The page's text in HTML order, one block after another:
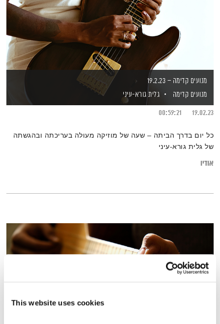
This website uses cookies
מנועים קדימה – 19.2.23
מנועים קדימה
גלית גורא-עיני
19.02.23
00:59:21
כל יום בדרך הביתה – שעה של מוזיקה מעולה בעריכתה ובהגשתה
של גלית גורא-עיני
אודיו